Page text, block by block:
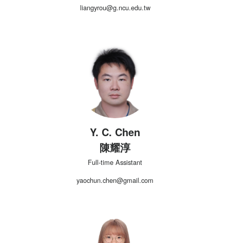
liangyrou@g.ncu.edu.tw
Y. C. Chen
陳耀淳
Full-time Assistant
yaochun.chen@gmail.com